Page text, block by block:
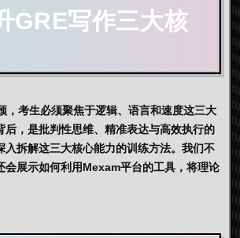
GRE写作三大核
，考生必须聚焦于逻辑、语言和速度这三大
后，是批判性思维、精准表达与高效执行的
入拆解这三大核心能力的训练方法。我们不
会展示如何利用Mexam平台的工具，将理论